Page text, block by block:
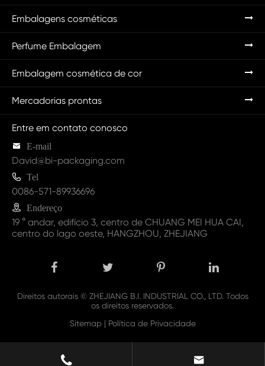
Embalagens cosméticas
Perfume Embalagem
Embalagem cosmética de cor
Mercadorias prontas
Entre em contato conosco
 E-mail
David@bi-packaging.com
 Tel
0086-571-89936696
 Endereço
19 ° andar, edifício 3, centro de CHUANG MEI HUA CAI,
centro do lago oeste, HANGZHOU, ZHEJIANG
Direitos autorais © ZHEJIANG B.I. INDUSTRIAL CO., LTD. Todos
os direitos reservados.
Sitemap| Política de Privacidade
 